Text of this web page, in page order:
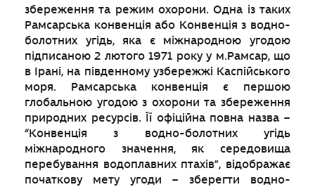
збереження та режим охорони. Одна із таких
Рамсарська конвенція або Конвенція з водно-
болотних угідь, яка є міжнародною угодою
підписаною 2 лютого 1971 року у м.Рамсар, що
в Ірані, на південному узбережжі Каспійського
моря. Рамсарська конвенція є першою
глобальною угодою з охорони та збереження
природних ресурсів. Її офіційна повна назва –
“Конвенція з водно-болотних угідь
міжнародного значення, як середовища
перебування водоплавних птахів”, відображає
початкову мету угоди – зберегти водно-